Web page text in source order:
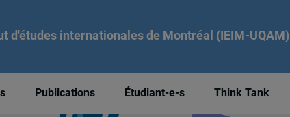
d'études internationales de Montréal (IEIM-UQAM)
Publications Étudiant-e-s Think Tank